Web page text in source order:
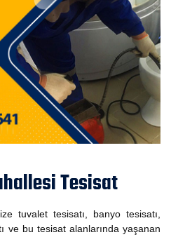
Tesisat
tuvalet tesisatı, banyo tesisatı,
ve bu tesisat alanlarında yaşanan